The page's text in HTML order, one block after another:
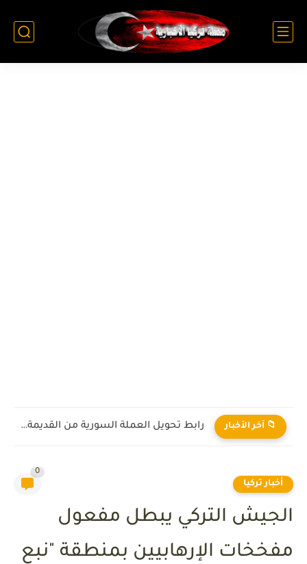
📁 آخر الأخبار رابط تحويل العملة السورية من القديمة إلى الجديدة 2026
أخبار تركيا
0
الجيش التركي يبطل مفعول
مفخخات الإرهابيين بمنطقة "نبع